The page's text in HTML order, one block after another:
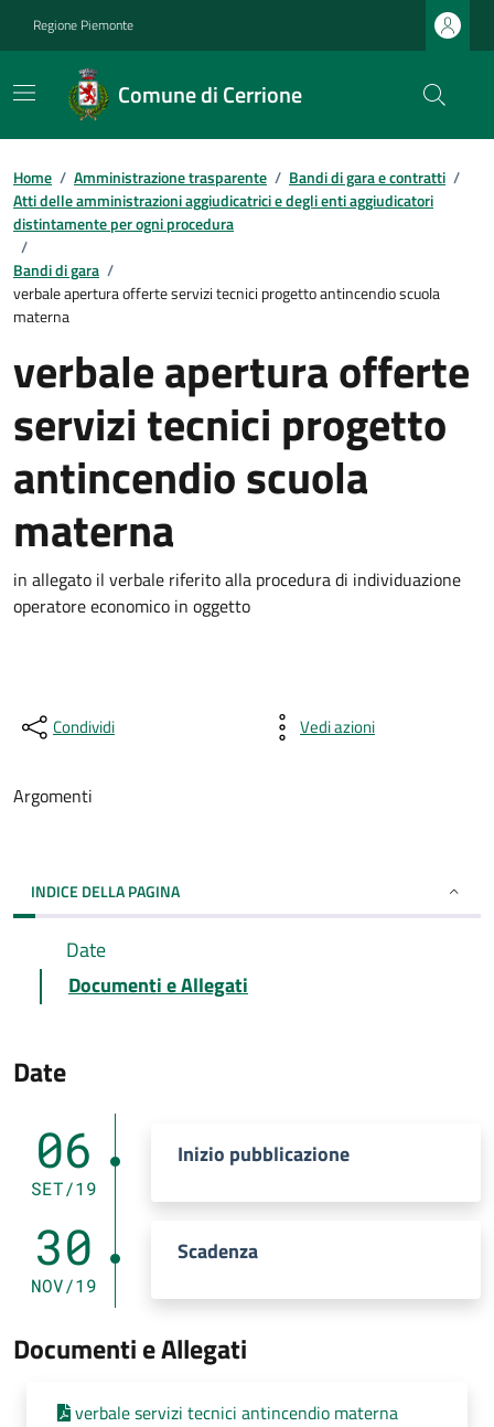
Regione Piemonte
Comune di Cerrione
Home / Amministrazione trasparente / Bandi di gara e contratti /
Atti delle amministrazioni aggiudicatrici e degli enti aggiudicatori
distintamente per ogni procedura
/
Bandi di gara /
verbale apertura offerte servizi tecnici progetto antincendio scuola
materna
verbale apertura offerte
servizi tecnici progetto
antincendio scuola
materna
in allegato il verbale riferito alla procedura di individuazione
operatore economico in oggetto
Condividi Vedi azioni
Argomenti
INDICE DELLA PAGINA
Date
Documenti e Allegati
Date
06
SET/19
Inizio pubblicazione
30
NOV/19
Scadenza
Documenti e Allegati
verbale servizi tecnici antincendio materna